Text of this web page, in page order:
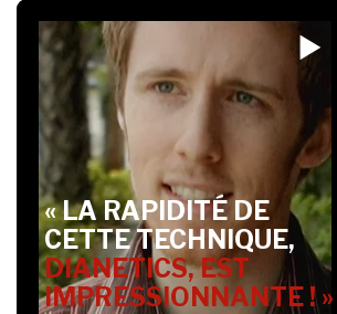
« LA RAPIDITÉ DE
CETTE TECHNIQUE,
DIANETICS, EST
IMPRESSIONNANTE ! »